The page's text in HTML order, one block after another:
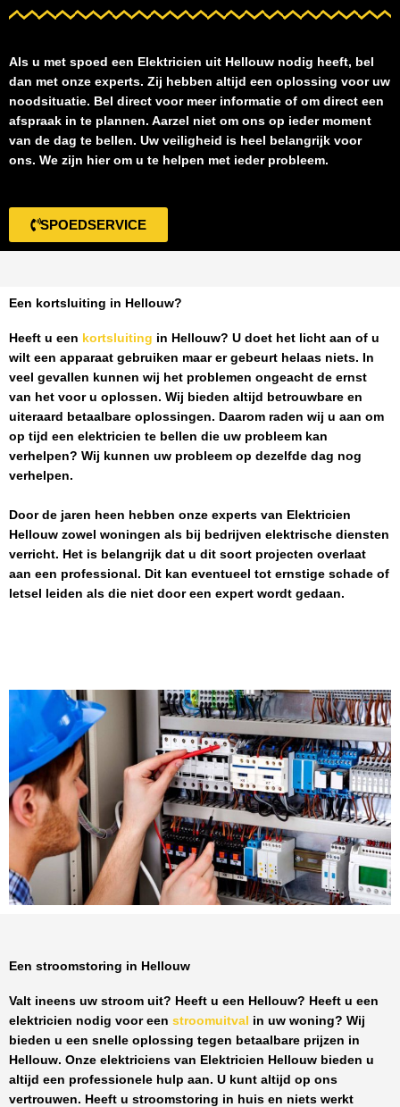
Als u met spoed een Elektricien uit Hellouw nodig heeft, bel
dan met onze experts. Zij hebben altijd een oplossing voor uw
noodsituatie. Bel direct voor meer informatie of om direct een
afspraak in te plannen. Aarzel niet om ons op ieder moment
van de dag te bellen. Uw veiligheid is heel belangrijk voor
ons. We zijn hier om u te helpen met ieder probleem.
SPOEDSERVICE
Een kortsluiting in Hellouw?
Heeft u een kortsluiting in Hellouw? U doet het licht aan of u
wilt een apparaat gebruiken maar er gebeurt helaas niets. In
veel gevallen kunnen wij het problemen ongeacht de ernst
van het voor u oplossen. Wij bieden altijd betrouwbare en
uiteraard betaalbare oplossingen. Daarom raden wij u aan om
op tijd een elektricien te bellen die uw probleem kan
verhelpen? Wij kunnen uw probleem op dezelfde dag nog
verhelpen.
Door de jaren heen hebben onze experts van Elektricien
Hellouw zowel woningen als bij bedrijven elektrische diensten
verricht. Het is belangrijk dat u dit soort projecten overlaat
aan een professional. Dit kan eventueel tot ernstige schade of
letsel leiden als die niet door een expert wordt gedaan.
Een stroomstoring in Hellouw
Valt ineens uw stroom uit? Heeft u een Hellouw? Heeft u een
elektricien nodig voor een stroomuitval in uw woning? Wij
bieden u een snelle oplossing tegen betaalbare prijzen in
Hellouw. Onze elektriciens van Elektricien Hellouw bieden u
altijd een professionele hulp aan. U kunt altijd op ons
vertrouwen. Heeft u stroomstoring in huis en niets werkt